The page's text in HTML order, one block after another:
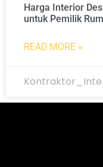
Harga Interior
untuk Pemilik
READ MORE »